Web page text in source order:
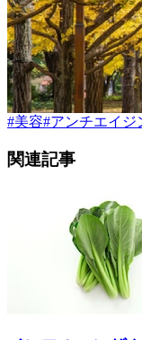
#美容#アンチエイジ
関連記事